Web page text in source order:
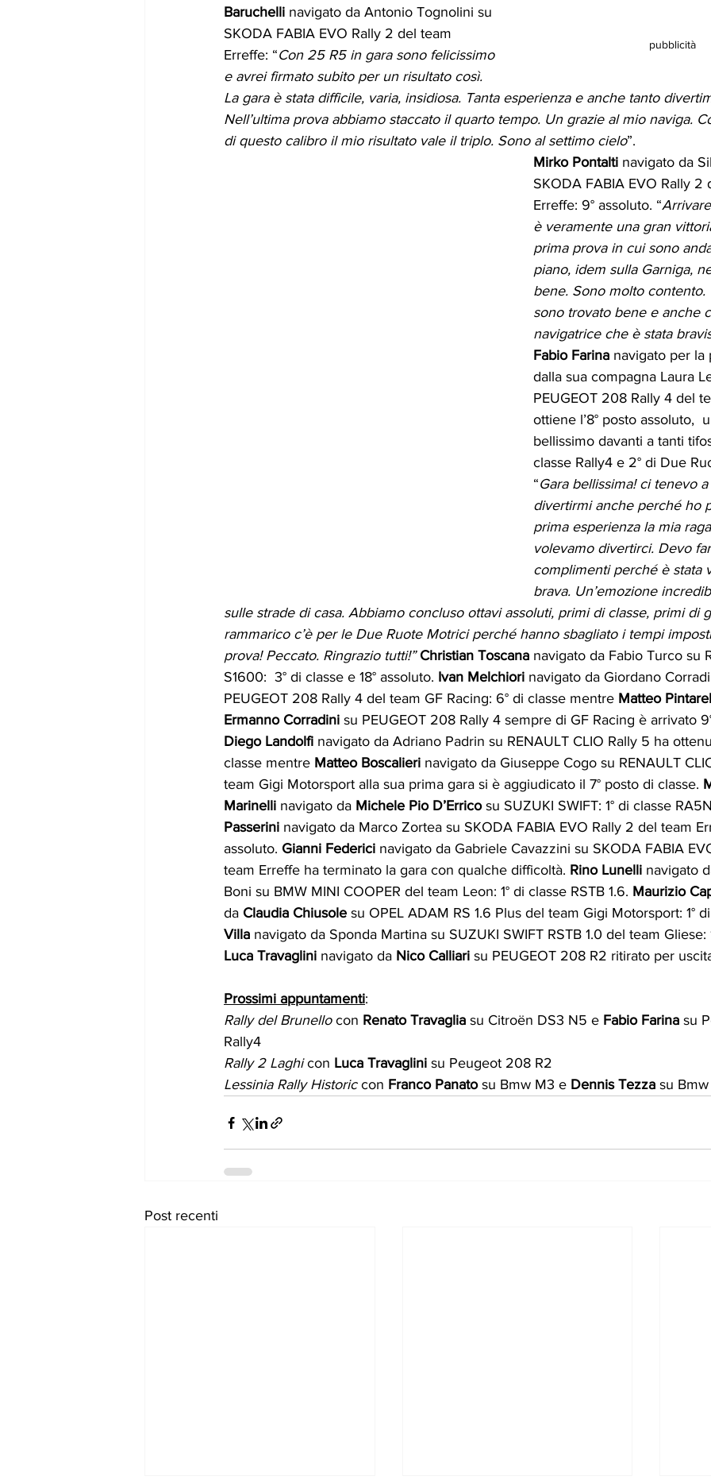
pubblicità
Baruchelli navigato da Antonio Tognolini su
SKODA FABIA EVO Rally 2 del team
Erreffe: “Con 25 R5 in gara sono felicissimo
e avrei firmato subito per un risultato così.
La gara è stata difficile, varia, insidiosa. Tanta esperienza e anche tanto
Nell’ultima prova abbiamo staccato il quarto tempo. Un grazie al mio naviga.
di questo calibro il mio risultato vale il triplo. Sono al settimo cielo”.
Mirko Pontalti navigato da
SKODA FABIA EVO Rally
Erreffe: 9° assoluto. “
è veramente una gran
prima prova in cui sono
piano, idem sulla Garniga,
bene. Sono molto
sono trovato bene e anche
navigatrice che è stata
Fabio Farina navigato per
dalla sua compagna Laura
PEUGEOT 208 Rally 4 del
ottiene l’8° posto assoluto,
bellissimo davanti a tanti
classe Rally4 e 2° di Due
“Gara bellissima! ci tenevo
divertirmi anche perché ho
prima esperienza la mia
volevamo divertirci. Devo
complimenti perché è stata
brava. Un’emozione
sulle strade di casa. Abbiamo concluso ottavi assoluti, primi di classe, primi di
rammarico c’è per le Due Ruote Motrici perché hanno sbagliato i tempi
prova! Peccato. Ringrazio tutti!” Christian Toscana navigato da Fabio Turco su
S1600:  3° di classe e 18° assoluto. Ivan Melchiori navigato da Giordano
PEUGEOT 208 Rally 4 del team GF Racing: 6° di classe mentre Matteo
Ermanno Corradini su PEUGEOT 208 Rally 4 sempre di GF Racing è arrivato
Diego Landolfi navigato da Adriano Padrin su RENAULT CLIO Rally 5 ha
classe mentre Matteo Boscalieri navigato da Giuseppe Cogo su RENAULT
team Gigi Motorsport alla sua prima gara si è aggiudicato il 7° posto di classe.
Marinelli navigato da Michele Pio D’Errico su SUZUKI SWIFT: 1° di classe
Passerini navigato da Marco Zortea su SKODA FABIA EVO Rally 2 del team
assoluto. Gianni Federici navigato da Gabriele Cavazzini su SKODA FABIA
team Erreffe ha terminato la gara con qualche difficoltà. Rino Lunelli navigato
Boni su BMW MINI COOPER del team Leon: 1° di classe RSTB 1.6. Maurizio
da Claudia Chiusole su OPEL ADAM RS 1.6 Plus del team Gigi Motorsport: 1°
Villa navigato da Sponda Martina su SUZUKI SWIFT RSTB 1.0 del team Gliese:
Luca Travaglini navigato da Nico Calliari su PEUGEOT 208 R2 ritirato per
Prossimi appuntamenti:
Rally del Brunello con Renato Travaglia su Citroën DS3 N5 e Fabio Farina su
Rally4
Rally 2 Laghi con Luca Travaglini su Peugeot 208 R2
Lessinia Rally Historic con Franco Panato su Bmw M3 e Dennis Tezza su
Post recenti